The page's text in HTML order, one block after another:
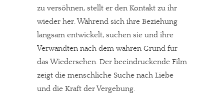
zu versöhnen, stellt er den Kontakt zu ihr
wieder her. Während sich ihre Beziehung
langsam entwickelt, suchen sie und ihre
Verwandten nach dem wahren Grund für
das Wiedersehen. Der beeindruckende Film
zeigt die menschliche Suche nach Liebe
und die Kraft der Vergebung.